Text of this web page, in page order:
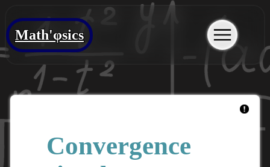
Math'φsics
Convergence